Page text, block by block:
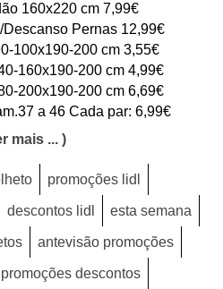
160x220 cm 7,99€
Pernas 12,99€
100x190-200 cm 3,55€
160x190-200 cm 4,99€
200x190-200 cm 6,69€
a 46 Cada par: 6,99€
mais ... )
promoções lidl
descontos lidl esta semana
antevisão promoções
promoções descontos